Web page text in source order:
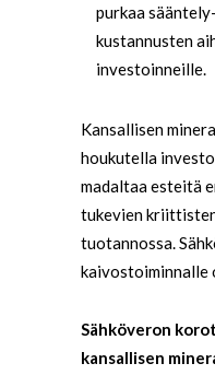
purkaa
kustannusten
investoinneille.
Kansallisen
houkutella
madaltaa esteitä
tukevien
tuotannossa.
kaivostoiminnalle
Sähköveron
kansallisen